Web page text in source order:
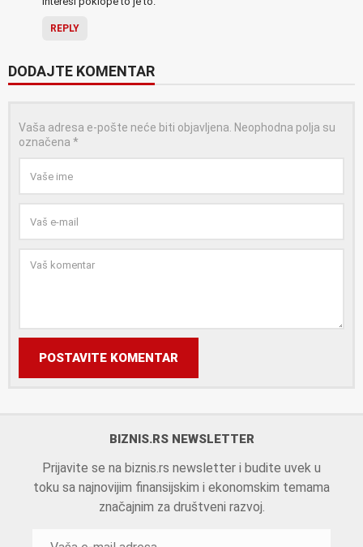
REPLY
DODAJTE KOMENTAR
Vaša adresa e-pošte neće biti objavljena. Neophodna polja su
označena *
POSTAVITE KOMENTAR
BIZNIS.RS NEWSLETTER
Prijavite se na biznis.rs newsletter i budite uvek u
toku sa najnovijim finansijskim i ekonomskim temama
značajnim za društveni razvoj.